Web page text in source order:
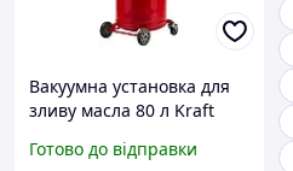
Вакуумна установка для
зливу масла 80 л Kraft
Установка для зливу
Готово до відправки